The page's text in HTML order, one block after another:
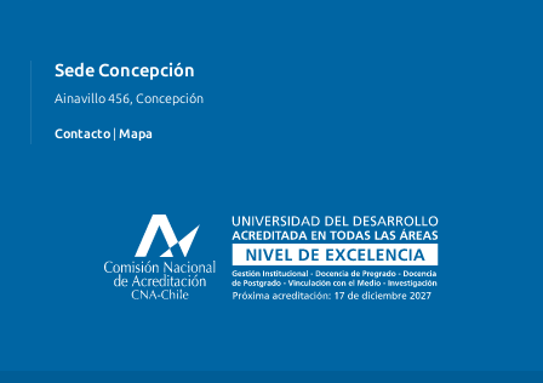
Sede Concepción
Ainavillo 456, Concepción
Contacto Mapa